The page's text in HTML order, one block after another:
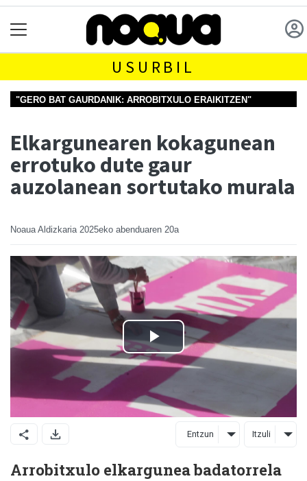
USURBIL
"GERO BAT GAURDANIK: ARROBITXULO ERAIKITZEN"
Elkargunearen kokagunean
errotuko dute gaur
auzolanean sortutako murala
Noaua Aldizkaria 2025eko abenduaren 20a
Entzun Itzuli
Arrobitxulo elkargunea badatorrela